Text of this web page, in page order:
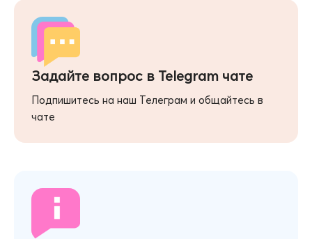
Задайте вопрос в Telegram чате
Подпишитесь на наш Телеграм и общайтесь в
чате